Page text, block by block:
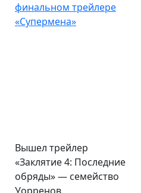
финальном трейлере
«Супермена»
Вышел трейлер
«Заклятие 4: Последние
обряды» — семейство